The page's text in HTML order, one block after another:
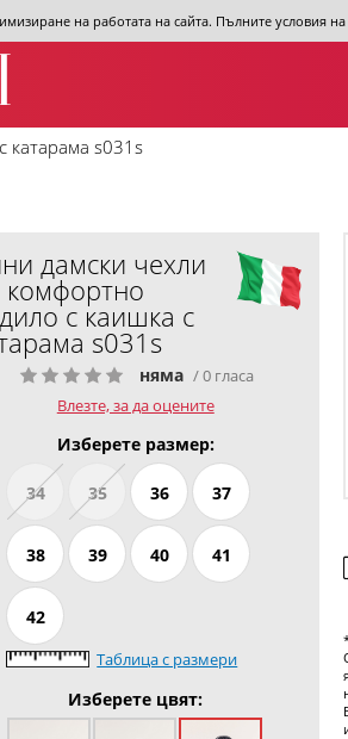
на работата на сайта. Пълните условия
катарама s031s
дамски чехли
комфортно
с каишка с
s031s
няма / 0 гласа
Влезте, за да оцените
Изберете размер:
34 35 36 37
38 39 40 41
42
Таблица с размери
Изберете цвят: